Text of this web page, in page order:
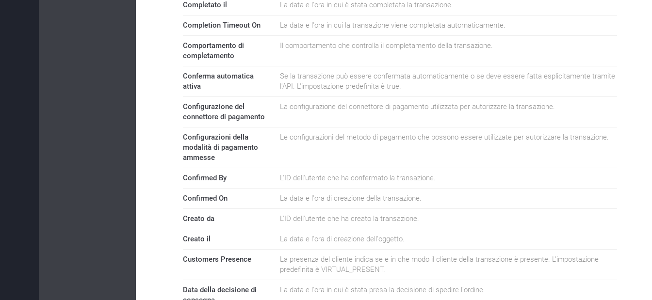
Completato il La data e l'ora in cui è stata completata la transazione.
Completion Timeout On La data e l'ora in cui la transazione viene completata automaticamente.
Comportamento di
completamento
Il comportamento che controlla il completamento della transazione.
Conferma automatica
attiva
Se la transazione può essere confermata automaticamente o se deve essere fatta esplicitamente tramite
l'API. L'impostazione predefinita è true.
Configurazione del
connettore di pagamento
La configurazione del connettore di pagamento utilizzata per autorizzare la transazione.
Configurazioni della
modalità di pagamento
ammesse
Le configurazioni del metodo di pagamento che possono essere utilizzate per autorizzare la transazione.
Confirmed By L'ID dell'utente che ha confermato la transazione.
Confirmed On La data e l'ora di creazione della transazione.
Creato da L'ID dell'utente che ha creato la transazione.
Creato il La data e l'ora di creazione dell'oggetto.
Customers Presence
La presenza del cliente indica se e in che modo il cliente della transazione è presente. L'impostazione
predefinita è VIRTUAL_PRESENT.
Data della decisione di
La data e l'ora in cui è stata presa la decisione di spedire l'ordine.